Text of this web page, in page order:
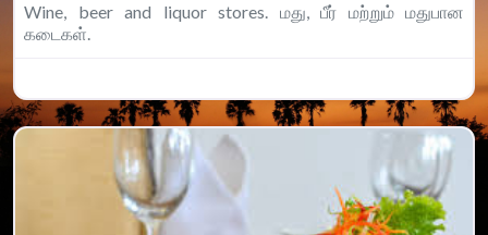
Wine, beer and liquor stores. மது, பீர் மற்றும் மதுபான
கடைகள்.